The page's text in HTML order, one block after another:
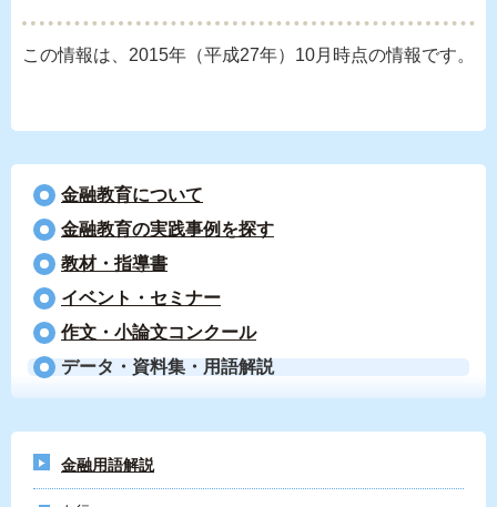
この情報は、2015年（平成27年）10月時点の情報です。
金融教育について
⾦融教育の実践事例を探す
教材・指導書
イベント・セミナー
作文・小論文コンクール
データ・資料集・用語解説
金融用語解説